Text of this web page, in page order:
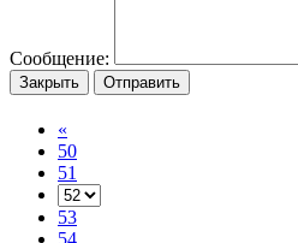
Сообщение:
Закрыть Отправить
«
50
51
53